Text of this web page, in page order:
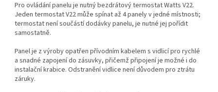
Pro ovládání panelu je nutný bezdrátový termostat Watts V22.
Jeden termostat V22 může spínat až 4 panely v jedné místnosti;
termostat není součástí dodávky panelu, je nutné jej pořídit
samostatně.
Panel je z výroby opatřen přívodním kabelem s vidlicí pro rychlé
a snadné zapojení do zásuvky, přičemž připojení je možné i do
instalační krabice. Odstranění vidlice není důvodem pro ztrátu
záruky.